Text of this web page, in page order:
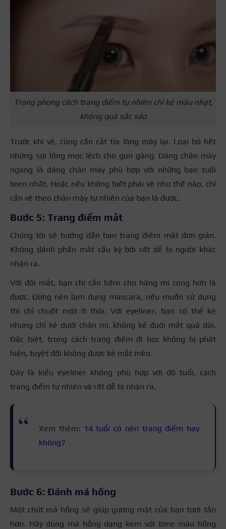
Trong phong cách trang điểm tự nhiên chỉ kẻ màu nhạt,
không quá sắc sảo
Trước khi vẽ, cũng cần cắt tỉa lông mày lại. Loại bỏ hết
những sợi lông mọc lệch cho gọn gàng. Dáng chân mày
ngang là dáng chân mày phù hợp với những bạn tuổi
teen nhất. Hoặc nếu không biết phải vẽ như thế nào, chỉ
cần vẽ theo chân mày tự nhiên của bạn là được.
Bước 5: Trang điểm mắt
Chúng tôi sẽ hướng dẫn bạn trang điểm mắt đơn giản.
Không đánh phấn mắt cầu kỳ bởi rất dễ bị người khác
nhận ra.
Với đôi mắt, bạn chỉ cần bấm cho hàng mi cong hơn là
được. Đừng nên lạm dụng mascara, nếu muốn sử dụng
thì chỉ chuốt một ít thôi. Với eyeliner, bạn có thể kẻ
nhưng chỉ kẻ dưới chân mi, không kẻ đuôi mắt quá dài.
Đặc biệt, trong cách trang điểm đi học không bị phát
hiện, tuyệt đối không được kẻ mắt mèo.
Đây là kiểu eyeliner không phù hợp với độ tuổi, cách
trang điểm tự nhiên và rất dễ bị nhận ra.
Xem thêm: 14 tuổi có nên trang điểm hay
không?
Bước 6: Đánh má hồng
Một chút má hồng sẽ giúp gương mặt của bạn tươi tắn
hơn. Hãy dùng má hồng dạng kem với tone màu hồng